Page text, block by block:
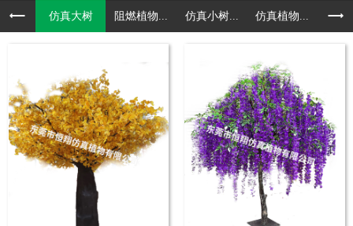
仿真大树 阻燃植物... 仿真小树... 仿真植物... 仿